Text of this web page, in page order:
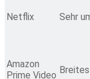
Netflix Sehr
Amazon
Prime Video